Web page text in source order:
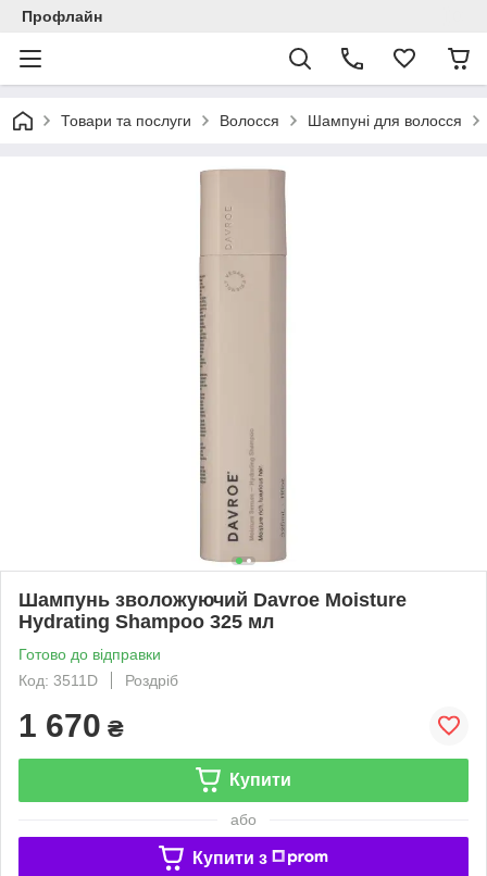
Профлайн
Товари та послуги Волосся Шампуні для волосся
Шампунь зволожуючий Davroe Moisture
Hydrating Shampoo 325 мл
Готово до відправки
Код: 3511D
Роздріб
1 670 ₴
Купити
або
Купити з